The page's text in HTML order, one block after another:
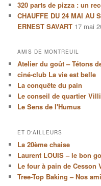
320 parts de pizza : un
CHAUFFE DU 24 MAI AU
ERNEST SAVART 17 mai
AMIS DE MONTREUIL
Atelier du goût – Tétons
ciné-club La vie est belle
La conquête du pain
Le conseil de quartier
Le Sens de l'Humus
ET D'AILLEURS
La 20ème chaise
Laurent LOUIS – le bon
Le four à pain de Cesson
Tree-Top Baking – Nos